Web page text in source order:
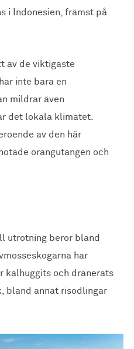
i Indonesien, främst på
av de viktigaste
inte bara en
mildrar även
det lokala klimatet.
av den här
orangutangen och
utrotning beror bland
har
kalhuggits och dränerats
bland annat risodlingar